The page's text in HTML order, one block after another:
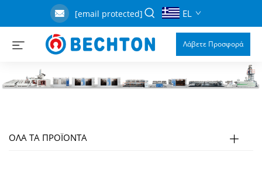
[email protected] EL
Λάβετε Προσφορά
ΟΛΑ ΤΑ ΠΡΟΪΟΝΤΑ